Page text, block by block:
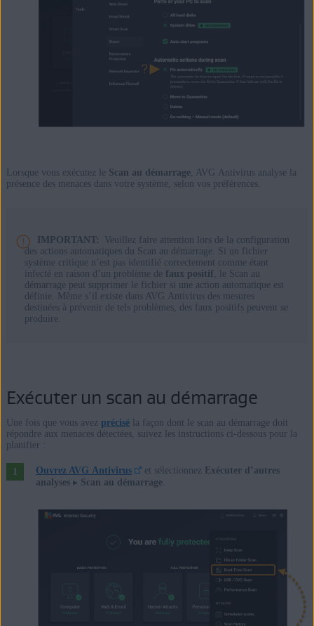
Lorsque vous exécutez le Scan au démarrage, AVG Antivirus analyse la
présence des menaces dans votre système, selon vos préférences.
IMPORTANT:
Veuillez faire attention lors de la configuration
des actions automatiques du Scan au démarrage. Si un fichier
système critique n’est pas identifié correctement comme étant
infecté en raison d’un problème de faux positif, le Scan au
démarrage peut supprimer le fichier si une action automatique est
définie. Même s’il existe dans AVG Antivirus des mesures
destinées à prévenir de tels problèmes, des faux positifs peuvent se
produire.
Exécuter un scan au démarrage
Une fois que vous avez préciséla façon dont le scan au démarrage doit
répondre aux menaces détectées, suivez les instructions ci-dessous pour la
planifier :
Ouvrez AVG Antivirus et sélectionnez Exécuter d’autres
analyses▸ Scan au démarrage.